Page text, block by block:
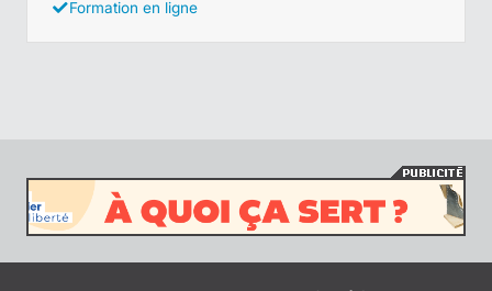
Formation en ligne